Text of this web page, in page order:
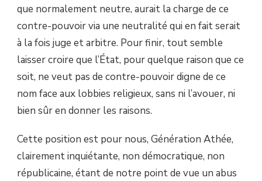
que normalement neutre, aurait la charge de ce
contre-pouvoir via une neutralité qui en fait serait
à la fois juge et arbitre. Pour finir, tout semble
laisser croire que l’État, pour quelque raison que ce
soit, ne veut pas de contre-pouvoir digne de ce
nom face aux lobbies religieux, sans ni l’avouer, ni
bien sûr en donner les raisons.
Cette position est pour nous, Génération Athée,
clairement inquiétante, non démocratique, non
républicaine, étant de notre point de vue un abus